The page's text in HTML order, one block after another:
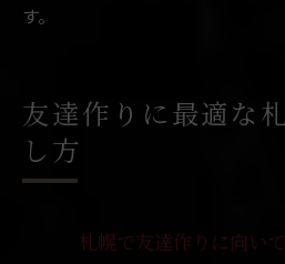
す。
友達作りに最適な
し方
札幌で友達作りに向い